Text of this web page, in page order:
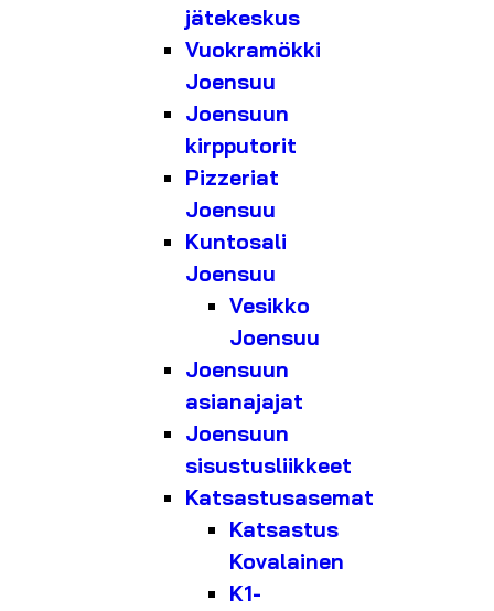
jätekeskus
Vuokramökki
Joensuu
Joensuun
kirpputorit
Pizzeriat
Joensuu
Kuntosali
Joensuu
Vesikko
Joensuu
Joensuun
asianajajat
Joensuun
sisustusliikkeet
Katsastusasemat
Katsastus
Kovalainen
K1-